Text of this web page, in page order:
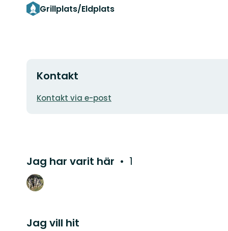
Grillplats/Eldplats
Kontakt
E-
Kontakt via e-post
Jag har varit här 1
Jag vill hit